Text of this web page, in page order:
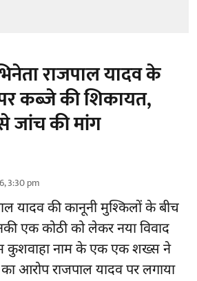
राजपाल यादव के
कब्जे की शिकायत,
जांच की मांग
3:30 pm
यादवकी कानूनी मुश्किलों के बीच
एक कोठी को लेकर नया विवाद
कुशवाहा नाम के एक एक शख्स ने
आरोप राजपाल यादव पर लगाया